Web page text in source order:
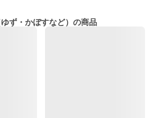
ず・かぼすなど）の商品